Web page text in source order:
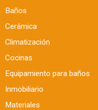
Baños
Cerámica
Climatización
Cocinas
Equipamiento para baños
Inmobiliario
Materiales